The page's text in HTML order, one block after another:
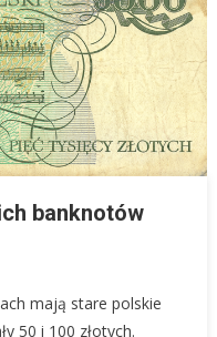
banknotów
mają stare polskie
50 i 100 złotych.